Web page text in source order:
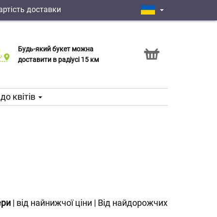
доставки
Будь-який букет можна
доставити в радіусі 15 км
Послуга Click & Collect
квітів
| від найнижчої ціни | Від найдорожчих